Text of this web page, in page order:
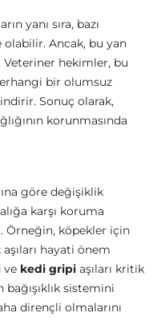
yanı sıra, bazı
olabilir. Ancak, bu yan
hekimler, bu
bir olumsuz
Sonuç olarak,
korunmasında
göre değişiklik
karşı koruma
Örneğin, köpekler için
aşıları hayati önem
ve kedi gripi aşıları kritik
sistemini
dirençli olmalarını